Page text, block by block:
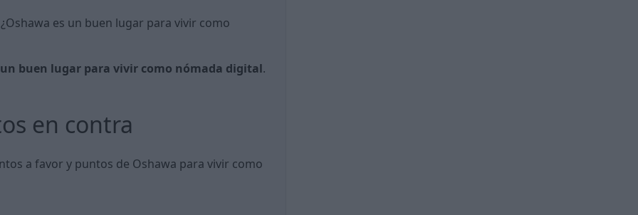
es un buen lugar para vivir como
un buen lugar para vivir como nómada digital.
en contra
a favor y puntos de Oshawa para vivir como